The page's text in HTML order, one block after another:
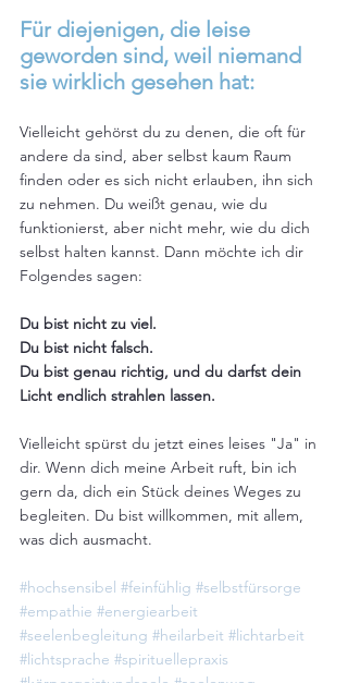
Für diejenigen, die leise
geworden sind, weil niemand
sie wirklich gesehen hat:
Vielleicht gehörst du zu denen, die oft für
andere da sind, aber selbst kaum Raum
finden oder es sich nicht erlauben, ihn sich
zu nehmen. Du weißt genau, wie du
funktionierst, aber nicht mehr, wie du dich
selbst halten kannst. Dann möchte ich dir
Folgendes sagen:
Du bist nicht zu viel.
Du bist nicht falsch.
Du bist genau richtig, und du darfst dein
Licht endlich strahlen lassen.
Vielleicht spürst du jetzt eines leises "Ja" in
dir. Wenn dich meine Arbeit ruft, bin ich
gern da, dich ein Stück deines Weges zu
begleiten. Du bist willkommen, mit allem,
was dich ausmacht.
#hochsensibel #feinfühlig #selbstfürsorge
#empathie #energiearbeit
#seelenbegleitung #heilarbeit #lichtarbeit
#lichtsprache #spirituellepraxis